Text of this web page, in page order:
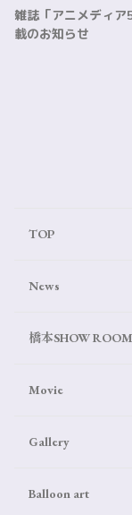
雑誌「アニメディア
載のお知らせ
TOP
News
橋本SHOW ROOM
Movie
Gallery
Balloon art